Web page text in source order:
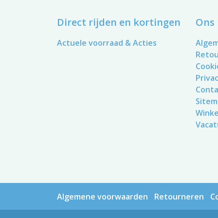
Direct rijden en kortingen
Actuele voorraad & Acties
Algemene voorwaarden Retourneren